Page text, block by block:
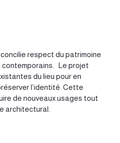
respect du patrimoine
Le projet
du lieu pour en
l’identité. Cette
de nouveaux usages tout
architectural.